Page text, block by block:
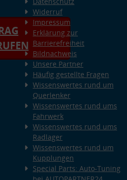
Widerruf
Impressum
Erklärung zur
Barrierefreiheit
Bildnachweis
Unsere Partner
Häufig gestellte Fragen
Wissenswertes rund um
Querlenker
Wissenswertes rund ums
Fahrwerk
Wissenswertes rund ums
Radlager
Wissenswertes rund um
Kupplungen
Special Parts: Auto-Tuning